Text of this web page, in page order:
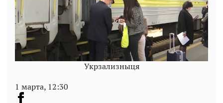
Укрзализныця
1 марта, 12:30